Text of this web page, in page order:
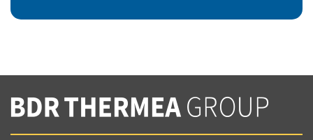
Подтвердить e-mail
Вы соглашаетесь с нашей политикой
конфеденциальности